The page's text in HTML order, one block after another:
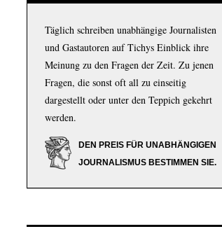
Täglich schreiben unabhängige Journalisten
und Gastautoren auf Tichys Einblick ihre
Meinung zu den Fragen der Zeit. Zu jenen
Fragen, die sonst oft all zu einseitig
dargestellt oder unter den Teppich gekehrt
werden.
DEN PREIS FÜR UNABHÄNGIGEN
JOURNALISMUS BESTIMMEN SIE.